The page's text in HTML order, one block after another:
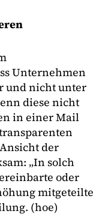
Unternehmen
und nicht unter
diese nicht
in einer Mail
der
„In solch
oder
mitgeteilte
(hoe)